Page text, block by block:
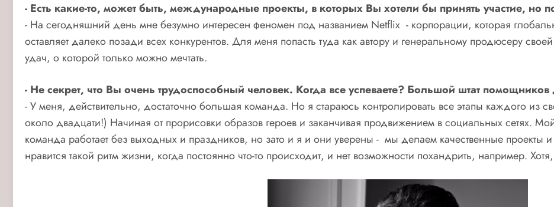
- Есть какие-то, может быть, международные проекты, в которых Вы хотели бы принять участие, но
- На сегодняшний день мне безумно интересен феномен под названием Netflix - корпорации, которая
оставляет далеко позади всех конкурентов. Для меня попасть туда как автору и генеральному продюсеру
удач, о которой только можно мечтать.
- Не секрет, что Вы очень трудоспособный человек. Когда все успеваете? Большой штат
- У меня, действительно, достаточно большая команда. Но я стараюсь контролировать все этапы каждого из
около двадцати!) Начиная от прорисовки образов героев и заканчивая продвижением в социальных сетях.
команда работает без выходных и праздников, но зато и я и они уверены - мы делаем качественные
нравится такой ритм жизни, когда постоянно что-то происходит, и нет возможности похандрить, например.